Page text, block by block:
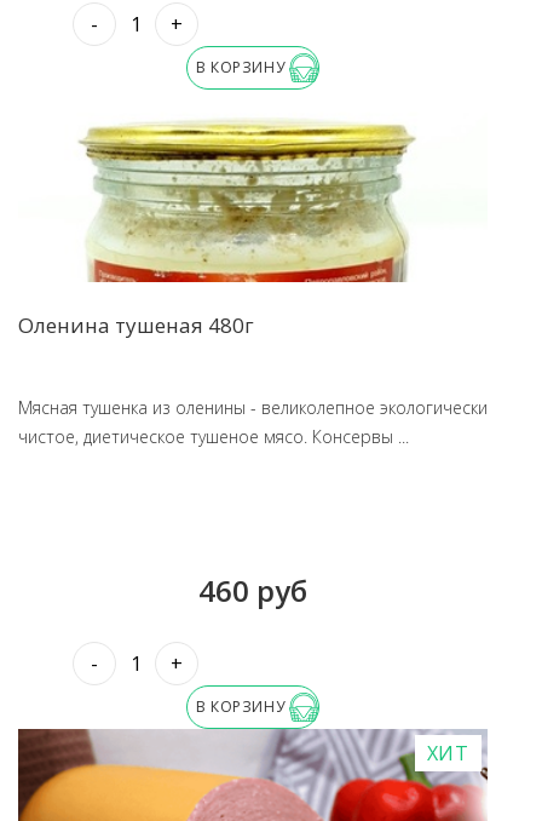
- +
В КОРЗИНУ
Оленина тушеная 480г
Мясная тушенка из оленины - великолепное экологически
чистое, диетическое тушеное мясо. Консервы ...
460 руб
- +
В КОРЗИНУ
ХИТ